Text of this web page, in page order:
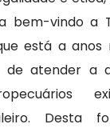
bem-vindo a
está a anos
atender a
Desta